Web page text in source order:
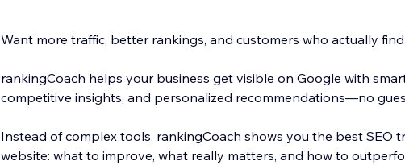
Want more traffic, better rankings, and customers who actually
rankingCoach helps your business get visible on Google with
competitive insights, and personalized recommendations—no
Instead of complex tools, rankingCoach shows you the best SEO
website: what to improve, what really matters, and how to